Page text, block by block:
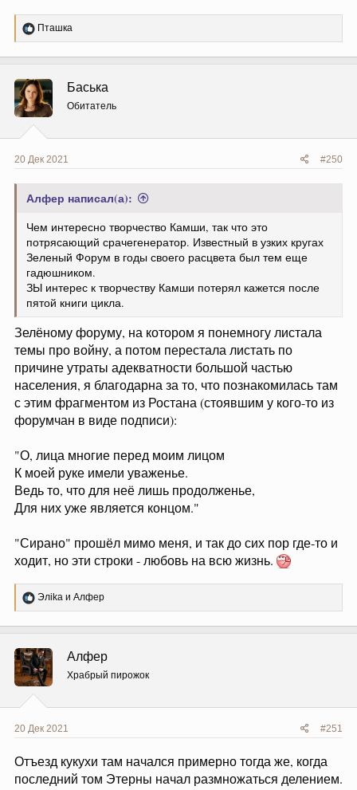
Р
е
ц
и
и
:
Пташка
Баська
Обитатель
20 Дек 2021 #250
Алфер написал(а):
Чем интересно творчество Камши, так что это
потрясающий срачегенератор. Известный в узких кругах
Зеленый Форум в годы своего расцвета был тем еще
гадюшником.
ЗЫ интерес к творчеству Камши потерял кажется после
пятой книги цикла.
Зелёному форуму, на котором я понемногу листала
темы про войну, а потом перестала листать по
причине утраты адекватности большой частью
населения, я благодарна за то, что познакомилась там
с этим фрагментом из Ростана (стоявшим у кого-то из
форумчан в виде подписи):
"О, лица многие перед моим лицом
К моей руке имели уваженье.
Ведь то, что для неё лишь продолженье,
Для них уже является концом."
"Сирано" прошёл мимо меня, и так до сих пор где-то и
ходит, но эти строки - любовь на всю жизнь.
Р
е
ц
и
и
:
Элika и Алфер
Алфер
Храбрый пирожок
20 Дек 2021 #251
Отъезд кукухи там начался примерно тогда же, когда
последний том Этерны начал размножаться делением.